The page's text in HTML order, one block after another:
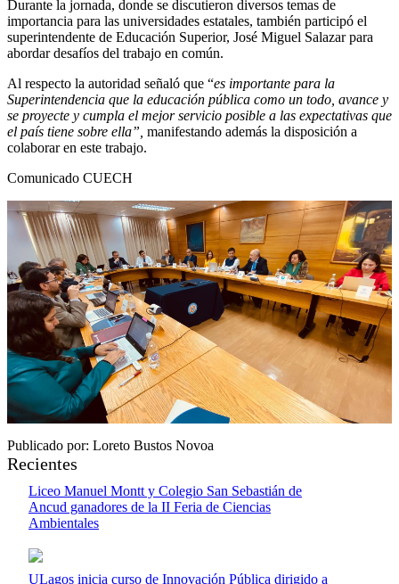
Durante la jornada, donde se discutieron diversos temas de
importancia para las universidades estatales, también participó el
superintendente de Educación Superior, José Miguel Salazar para
abordar desafíos del trabajo en común.
Al respecto la autoridad señaló que “es importante para la
Superintendencia que la educación pública como un todo, avance y
se proyecte y cumpla el mejor servicio posible a las expectativas que
el país tiene sobre ella”, manifestando además la disposición a
colaborar en este trabajo.
Comunicado CUECH
Publicado por: Loreto Bustos Novoa
Recientes
Liceo Manuel Montt y Colegio San Sebastián de
Ancud ganadores de la II Feria de Ciencias
Ambientales
ULagos inicia curso de Innovación Pública dirigido a